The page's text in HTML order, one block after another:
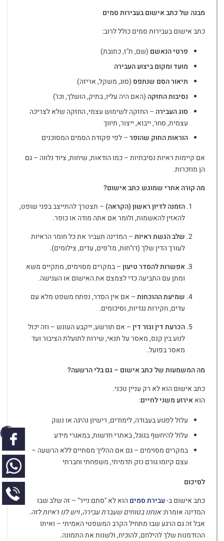
מבנה של כתב אישום בעבירות סמים
כתב אישום בעבירות סמים כולל לרוב:
פרטי הנאשם (שם, ת"ז, כתובת)
מועד ומקום ביצוע העבירה
תיאור הסם שנתפס(סוג, משקל, אריזה)
נסיבות החזקה (האם היה עליו, בתיק, הושלך, וכו')
סוג העבירה – החזקה לשימוש עצמי, החזקה שלא לצריכה
עצמית, סחר, ייבוא, ייצור, תיווך
הוראות החוק שהופר– לפי פקודת הסמים המסוכנים
אם קיימות ראיות נסיבתיות – כמו הודאות, שיחות, ציוד נלווה – גם
הן מוזכרות.
מה קורה אחרי שמוגש כתב אישום?
הזמנה לדיון ראשון (הקראה) – תצטרך להתייצב בפני שופט,
להאזין להאשמות, ולומר אם אתה מודה או כופר.
שלב הגשת ראיות– המדינה תעביר את כל חומר הראיות
לעורך הדין שלך (דו"חות, מז"פים, עדים, צילומים).
אפשרות להסדר טיעון– במקרים מסוימים, מתקיים משא
ומתן עם התביעה כדי לצמצם את האישום או הענישה.
שמיעת ההוכחות– אם אין הסדר, נפתח משפט מלא עם
עדים, חקירות נגדיות, וסיכומים.
הכרעת דין וגזר דין– אם תורשע, ייקבע העונש – וזה יכול
לנוע בין קנס, מאסר על תנאי, שירות לתועלת הציבור ועד
מאסר בפועל.
מה המשמעות של כתב אישום – גם בלי הרשעה?
כתב אישום הוא לא רק עניין טכני.
הואאירוע משני לחיים:
עלול לפגוע בעבודה, לימודים, רישיון נהיגה או נשק
עלול להיחשף בגוגל, באתרי חדשות, במאגרי מידע
במקרים מסוימים – גם אם ההליך מסתיים ללא הרשעה –
עצם קיומו גורם נזק תדמיתי, משפחתי וחברתי
לסיכום
כתב אישום ב-עבירת סמיםהוא לא "סתם נייר" – זה שלב שבו
המדינה אומרת:אנחנו בטוחים שעברת עבירה, ויש לנו ראיות לזה.
אבל זה גם הרגע שבו מתחיל הקרב המשפטי האמיתי – ואיתו
ההזדמנות שלך להילחם, להוכיח, ולשנות את התמונה.